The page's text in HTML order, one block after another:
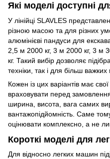
Які моделі доступні
У лінійці SLAVLES
різною масою та для різних
алюмінієві пандуси для
2,5 м 2000 кг, 3 м 2000 кг, 3 м
кг. Такий вибір дозволяє
техніки, так і для більш
Кожен із цих варіантів має
враховувати перед
ширина, висота, вага самих
вантажопідйомність. Саме
оцінювати комплексно, а не
Короткі моделі для
Для відносно легких машин